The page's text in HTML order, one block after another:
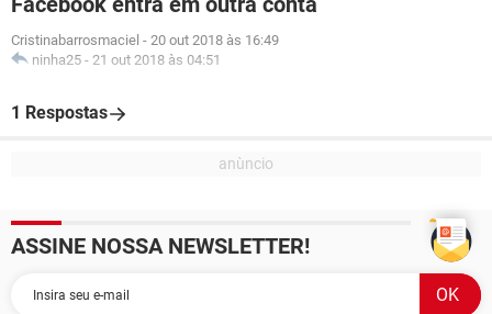
Cristinabarrosmaciel - 20 out 2018 às 16:49
ninha25 - 21 out 2018 às 04:51
1 Respostas
ASSINE NOSSA NEWSLETTER!